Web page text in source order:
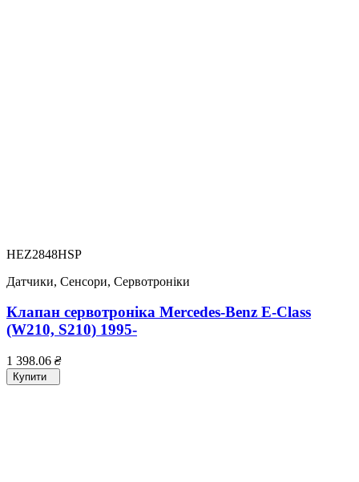
HEZ2848HSP
Датчики, Сенсори, Сервотроніки
Клапан сервотроніка Mercedes-Benz E-Class
(W210, S210) 1995-
1 398.06 ₴
Купити